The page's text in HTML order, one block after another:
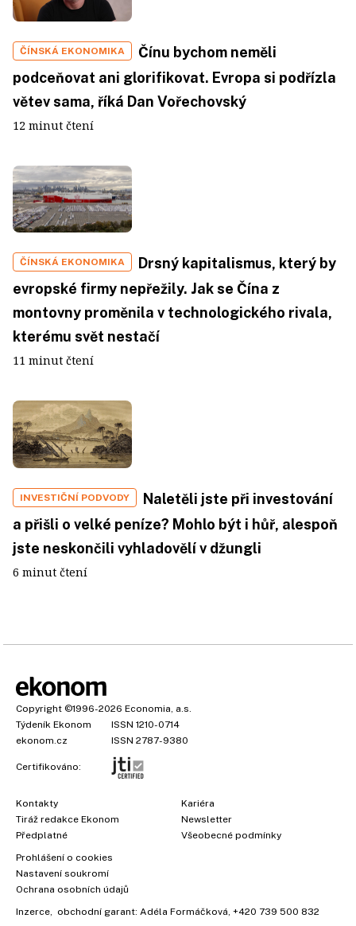
ČÍNSKÁ EKONOMIKA
Čínu bychom neměli
podceňovat ani glorifikovat. Evropa si podřízla
větev sama, říká Dan Vořechovský
12 minut čtení
ČÍNSKÁ EKONOMIKA
Drsný kapitalismus, který by
evropské firmy nepřežily. Jak se Čína z
montovny proměnila v technologického rivala,
kterému svět nestačí
11 minut čtení
INVESTIČNÍ PODVODY
Naletěli jste při investování
a přišli o velké peníze? Mohlo být i hůř, alespoň
jste neskončili vyhladovělí v džungli
6 minut čtení
Copyright ©1996-2026 Economia, a.s.
Týdeník Ekonom
ISSN 1210-0714
ekonom.cz
ISSN 2787-9380
Certifikováno:
Kontakty
Tiráž redakce Ekonom
Předplatné
Kariéra
Newsletter
Všeobecné podmínky
Prohlášení o cookies
Nastavení soukromí
Ochrana osobních údajů
Inzerce , obchodní garant: Adéla Formáčková +420 739 500 832